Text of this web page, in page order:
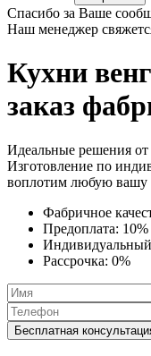
Спасибо за Ваше
Наш менеджер
Кухни
заказ
Идеальные решения
Изготовление по
воплотим любую вашу
Фабричное
Предоплата: 10%
Индивидуальный
Рассрочка: 0%